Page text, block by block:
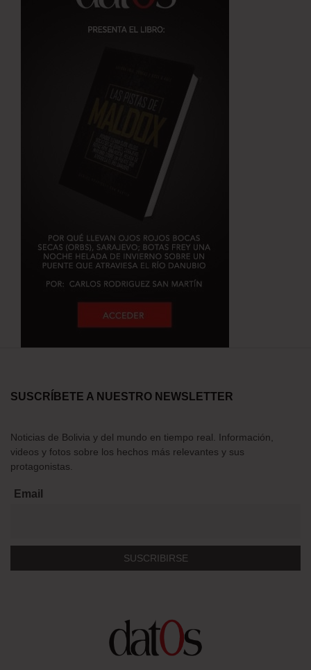
SUSCRÍBETE A NUESTRO NEWSLETTER
Noticias de Bolivia y del mundo en tiempo real. Información,
videos y fotos sobre los hechos más relevantes y sus
protagonistas.
Email